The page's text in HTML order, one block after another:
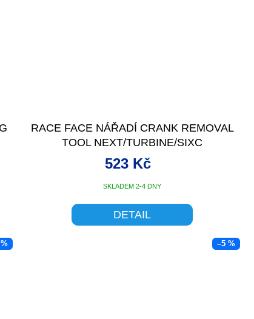
RACE FACE NÁŘADÍ CRANK REMOVAL
TOOL NEXT/TURBINE/SIXC
SKLADEM 2-4 DNY
523 Kč
DETAIL
–5 %